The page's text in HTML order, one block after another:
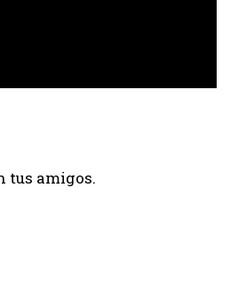
tus amigos.